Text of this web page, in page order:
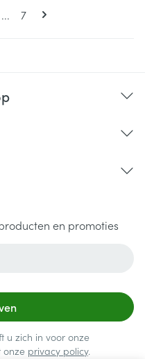
pagina
... Pagina
7
en promoties
u zich in voor onze
onze privacy policy.